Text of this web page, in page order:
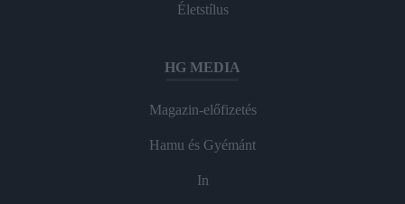
Életstílus
HG MEDIA
Magazin-előfizetés
Hamu és Gyémánt
In